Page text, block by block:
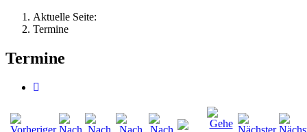
Aktuelle Seite:
Termine
Termine